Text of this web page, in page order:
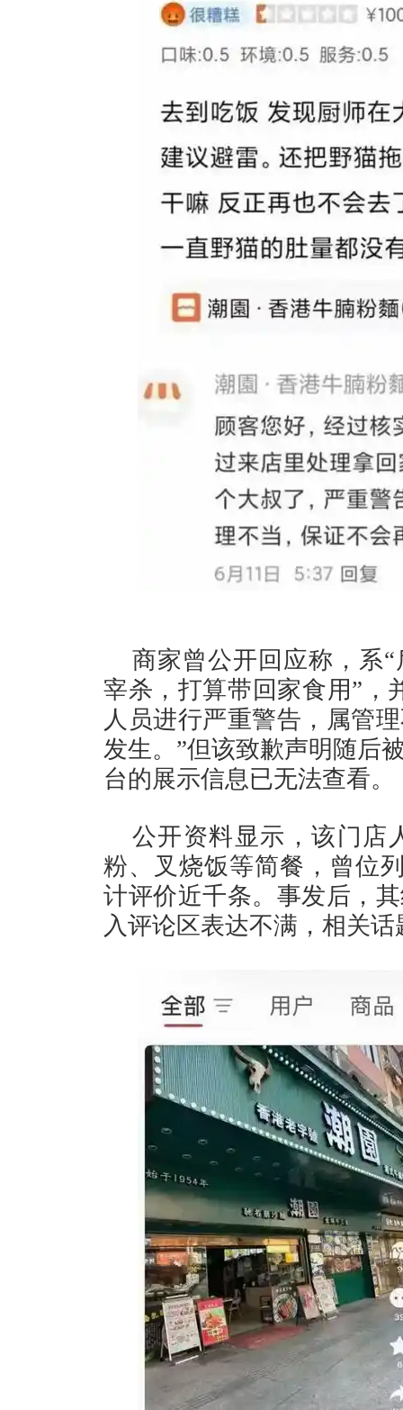
商家曾公开回应称，系
宰杀，打算带回家食用”，
人员进行严重警告，属管
发生。”但该致歉声明随后
台的展示信息已无法查看。
公开资料显示，该门店
粉、叉烧饭等简餐，曾位
计评价近千条。事发后，
入评论区表达不满，相关